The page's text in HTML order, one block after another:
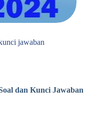
jawaban
dan Kunci Jawaban